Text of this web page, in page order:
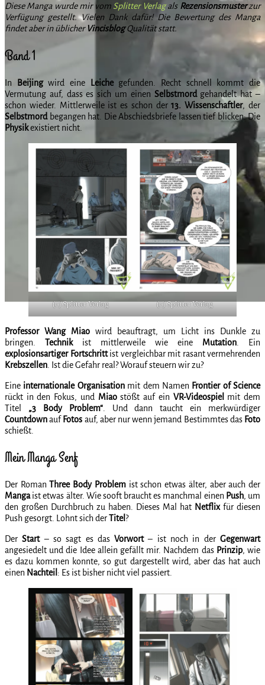
Diese Manga wurde mir vom Splitter Verlagals Rezensionsmusterzur
Verfügung gestellt. Vielen Dank dafür! Die Bewertung des Manga
findet aber in üblicherVincisblogQualität statt.
Band 1
In Beijingwird eine Leichegefunden. Recht schnell kommt die
Vermutung auf, dass es sich um einen Selbstmordgehandelt hat –
schon wieder. Mittlerweile ist es schon der13. Wissenschaftler, der
Selbstmordbegangen hat. Die Abschiedsbriefe lassen tief blicken: Die
Physikexistiert nicht.
(c) Splitter Verlag (c) Splitter Verlag
Professor Wang Miao wird beauftragt, um Licht ins Dunkle zu
bringen. Technikist mittlerweile wie eine Mutation . Ein
explosionsartiger Fortschrittist vergleichbar mit rasant vermehrenden
Krebszellen . Ist die Gefahr real? Worauf steuern wir zu?
Eine internationale Organisationmit dem Namen Frontier of Science
rückt in den Fokus, und Miaostößt auf ein VR-Videospiel mit dem
Titel „3 Body Problem“. Und dann taucht ein merkwürdiger
CountdownaufFotos auf, aber nur wenn jemand Bestimmtes das Foto
schießt.
Mein Manga Senf
Der RomanThree Body Problemist schon etwas älter, aber auch der
Mangaist etwas älter. Wie sooft braucht es manchmal einen Push, um
den großen Durchbruch zu haben. Dieses Mal hat Netflixfür diesen
Push gesorgt. Lohnt sich derTitel ?
DerStart– so sagt es dasVorwort– ist noch in derGegenwart
angesiedelt und die Idee allein gefällt mir. Nachdem das Prinzip, wie
es dazu kommen konnte, so gut dargestellt wird, aber das hat auch
einen Nachteil : Es ist bisher nicht viel passiert.